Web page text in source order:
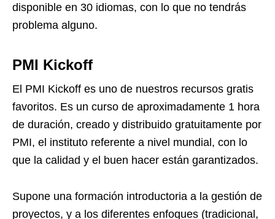
disponible en 30 idiomas, con lo que no tendrás
problema alguno.
PMI Kickoff
El PMI Kickoff es uno de nuestros recursos gratis
favoritos. Es un curso de aproximadamente 1 hora
de duración, creado y distribuido gratuitamente por
PMI, el instituto referente a nivel mundial, con lo
que la calidad y el buen hacer están garantizados.
Supone una formación introductoria a la gestión de
proyectos, y a los diferentes enfoques (tradicional,